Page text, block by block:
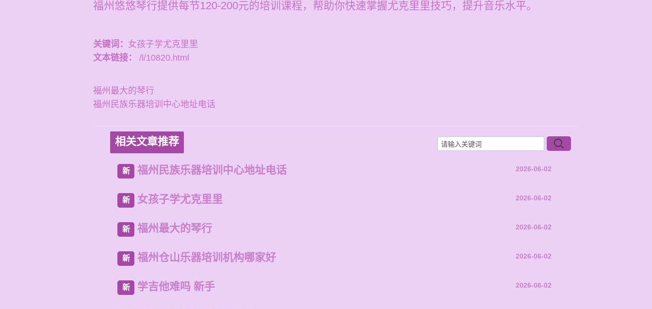
福州悠悠琴行提供每节120-200元的培训课程，帮助你快速掌握尤克里里技巧，提升音乐水平。
关键词： 女孩子学尤克里里
文本链接：
/l/10820.html
福州最大的琴行
福州民族乐器培训中心地址电话
相关文章推荐
新 福州民族乐器培训中心地址电话 2026-06-02
新 女孩子学尤克里里 2026-06-02
新 福州最大的琴行 2026-06-02
新 福州仓山乐器培训机构哪家好 2026-06-02
新 学吉他难吗 新手 2026-06-02